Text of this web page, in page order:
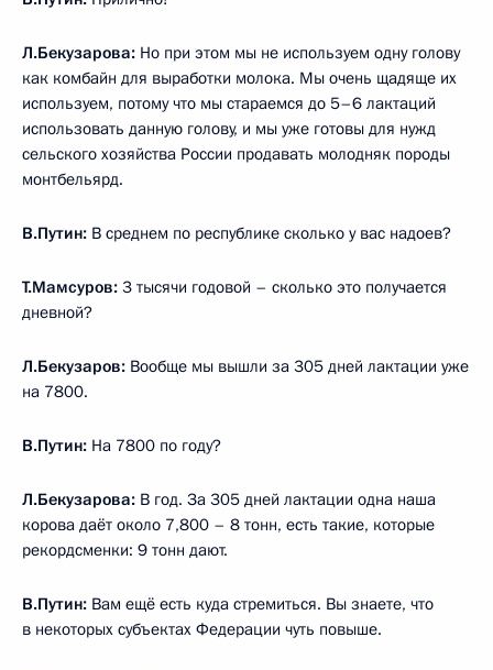
Л.Бекузарова: Но при этом мы не используем одну голову
как комбайн для выработки молока. Мы очень щадяще их
используем, потому что мы стараемся до 5–6 лактаций
использовать данную голову, и мы уже готовы для нужд
сельского хозяйства России продавать молодняк породы
монтбельярд.
В.Путин: В среднем по республике сколько у вас надоев?
Т.Мамсуров: 3 тысячи годовой – сколько это получается
дневной?
Л.Бекузаров: Вообще мы вышли за 305 дней лактации уже
на 7800.
В.Путин: На 7800 по году?
Л.Бекузарова: В год. За 305 дней лактации одна наша
корова даёт около 7,800 – 8 тонн, есть такие, которые
рекордсменки: 9 тонн дают.
В.Путин: Вам ещё есть куда стремиться. Вы знаете, что
в некоторых субъектах Федерации чуть повыше.